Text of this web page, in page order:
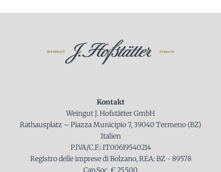
Kontakt
Weingut J. Hofstätter GmbH
Rathausplatz – Piazza Municipio 7, 39040 Termeno (BZ)
Italien
P.IVA/C.F.: IT00619540214
Registro delle imprese di Bolzano, REA: BZ - 89578
Cap.Soc. € 25.500